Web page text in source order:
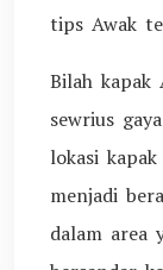
tips Awak
Bilah kapak
sewrius
lokasi
menjadi
dalam area